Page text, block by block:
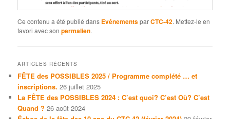
Ce contenu a été publié dans EvénementsparCTC-42. Mettez-le en
favori avec sonpermalien.
ARTICLES RÉCENTS
FÊTE des POSSIBLES 2025 / Programme complété … et
inscriptions. 26 juillet 2025
La FÊTE des POSSIBLES 2024 : C’est quoi? C’est Où? C’est
Quand ? 26 août 2024